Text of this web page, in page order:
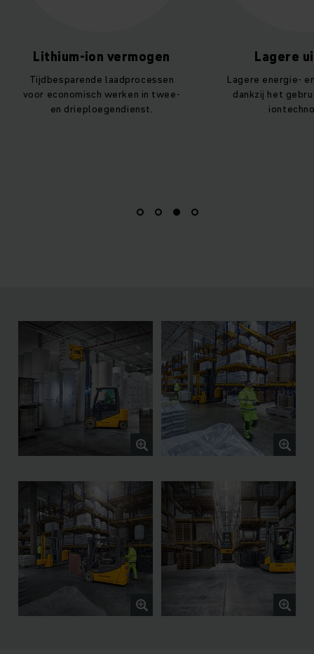
Lithium-ion vermogen
Tijdbesparende laadprocessen
voor economisch werken in twee-
en drieploegendienst.
Lagere
Lagere energie-
dankzij het